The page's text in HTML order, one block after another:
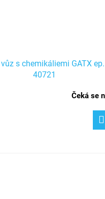
s chemikáliemi GATX
40721
Čeká se